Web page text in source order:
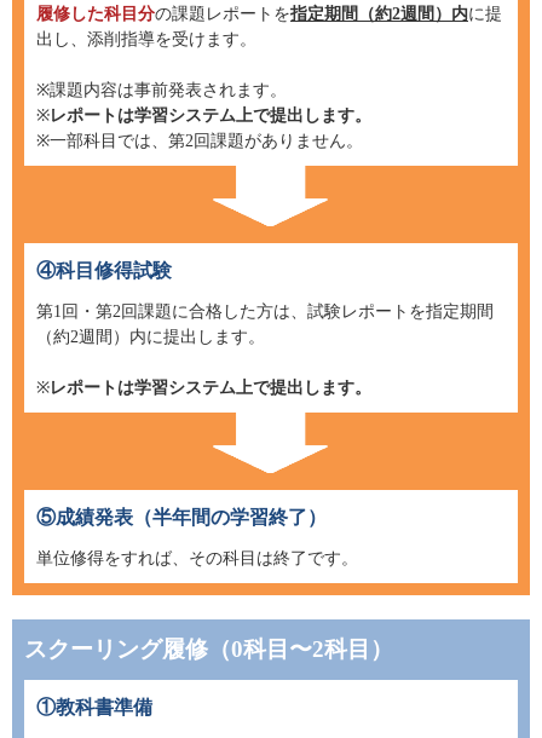
履修した科目分の課題レポートを指定期間（約2週間）内に提
出し、添削指導を受けます。
※課題内容は事前発表されます。
※レポートは学習システム上で提出します。
※一部科目では、第2回課題がありません。
④科目修得試験
第1回・第2回課題に合格した方は、試験レポートを指定期間
（約2週間）内に提出します。
※レポートは学習システム上で提出します。
⑤成績発表（半年間の学習終了）
単位修得をすれば、その科目は終了です。
スクーリング履修（0科目〜2科目）
①教科書準備